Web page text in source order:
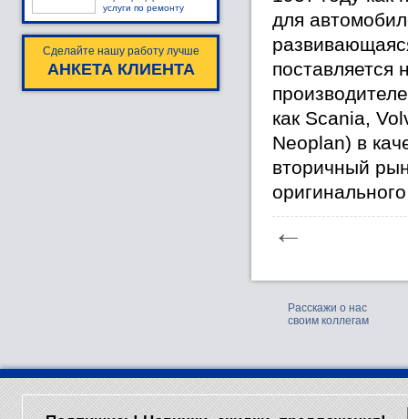
услуги по ремонту
Сделайте нашу работу лучше
АНКЕТА КЛИЕНТА
для
поставляется
как Scania,
Neoplan) в
вторичный
←
Расскажи о нас
своим коллегам